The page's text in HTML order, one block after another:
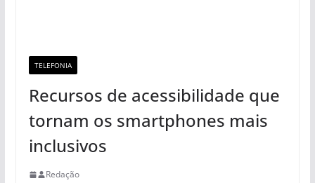
TELEFONIA
Recursos de acessibilidade que
tornam os smartphones mais
inclusivos
Redação